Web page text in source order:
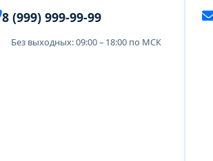
8 (999) 999-99-99
Без выходных: 09:00 – 18:00 по МСК